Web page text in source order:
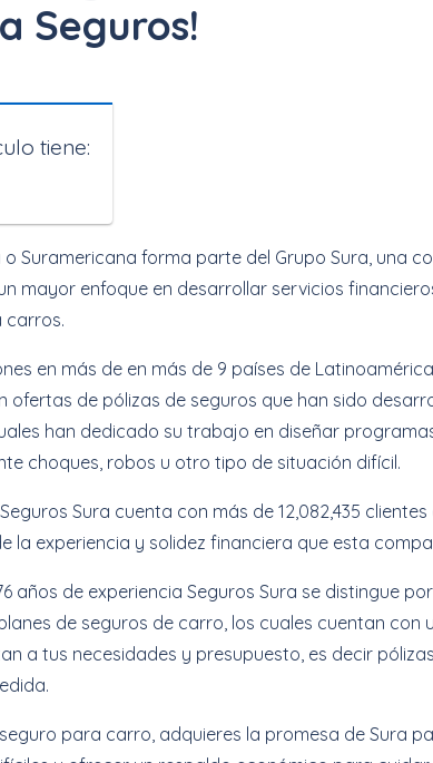
Seguros!
tiene:
o Suramericana forma parte del Grupo Sura, una
mayor enfoque en desarrollar servicios
carros.
en más de en más de 9 países de
ofertas de pólizas de seguros que han sido
han dedicado su trabajo en diseñar
choques, robos u otro tipo de situación difícil.
Sura cuenta con más de 12,082,435
la experiencia y solidez financiera que esta
años de experiencia Seguros Sura se distingue
de seguros de carro, los cuales cuentan con
a tus necesidades y presupuesto, es decir
para carro, adquieres la promesa de Sura